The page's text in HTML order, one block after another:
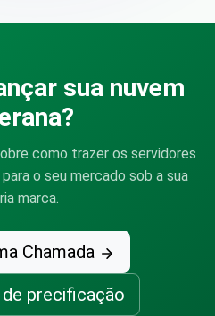
sua nuvem
como trazer os servidores
o seu mercado sob a sua
marca.
Chamada
precificação